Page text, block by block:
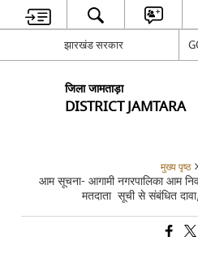
झारखंड सरकार
जिला जामताड़ा
DISTRICT JAMTARA
मुख्य पृष्ठ
आम सूचना- आगामी नगरपालिका आम
मतदाता सूची से संबंधित